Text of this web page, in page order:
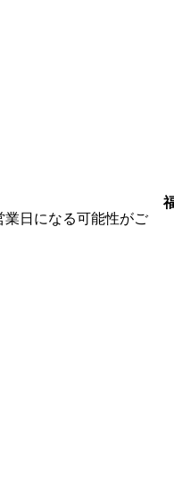
業日になる可能性がご